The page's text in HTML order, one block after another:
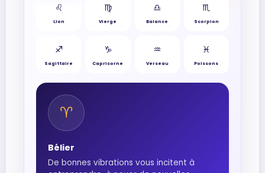
♌︎
Lion
♍︎
Vierge
♎︎
Balance
♏︎
Scorpion
♐︎
Sagittaire
♑︎
Capricorne
♒︎
Verseau
♓︎
Poissons
♈︎
Bélier
De bonnes vibrations vous incitent à